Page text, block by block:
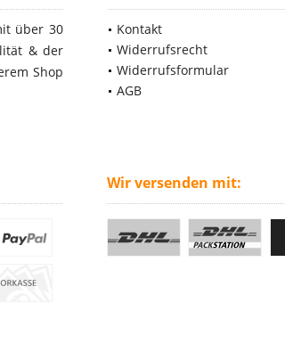
über 30
& der
Shop
Kontakt
Widerrufsrecht
Widerrufsformular
AGB
Wir versenden mit: